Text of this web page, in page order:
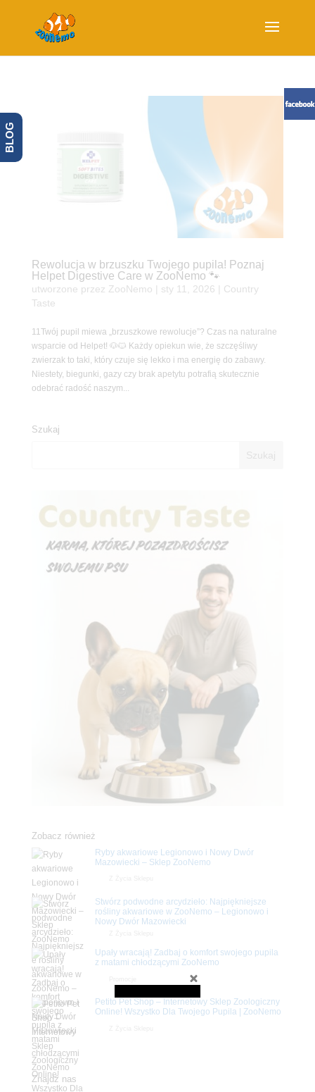
Rewolucja w brzuszku Twojego pupila! Poznaj
Helpet Digestive Care w ZooNemo 🐾
utworzone przez ZooNemo sty 11, 2026
Country
Taste
11Twój pupil miewa „brzuszkowe rewolucje”? Czas na naturalne
wsparcie od Helpet! 🐶🐱 Każdy opiekun wie, że szczęśliwy
zwierzak to taki, który czuje się lekko i ma energię do zabawy.
Niestety, biegunki, gazy czy brak apetytu potrafią skutecznie
odebrać radość naszym...
Szukaj
Zobacz również
Ryby akwariowe Legionowo i Nowy Dwór
Mazowiecki – Sklep ZooNemo
Stwórz podwodne arcydzieło: Najpiękniejsze
rośliny akwariowe w ZooNemo – Legionowo i
Nowy Dwór Mazowiecki
Upały wracają! Zadbaj o komfort swojego pupila
z matami chłodzącymi ZooNemo
Petito Pet Shop – Internetowy Sklep Zoologiczny
Online! Wszystko Dla Twojego Pupila | ZooNemo
Znajdź nas
BLOG